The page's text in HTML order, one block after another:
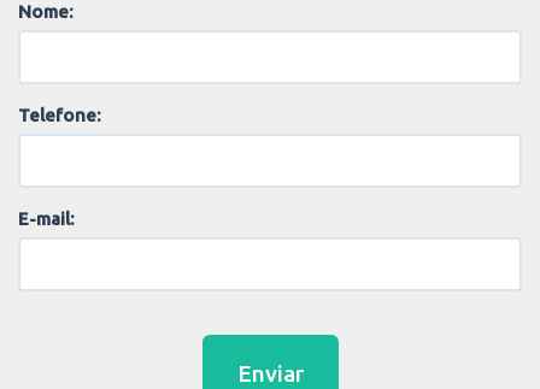
Nome:
Telefone:
E-mail:
Enviar